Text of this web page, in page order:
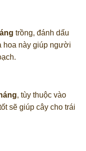
trồng, đánh dấu
hoa này giúp người
, tùy thuộc vào
sẽ giúp cây cho trái